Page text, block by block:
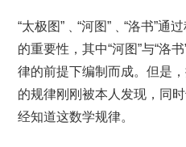
“太极图”﹑“河图”﹑“洛书”
的重要性，其中“河图”与“洛
律的前提下编制而成。但是
的规律刚刚被本人发现，同
经知道这数学规律。